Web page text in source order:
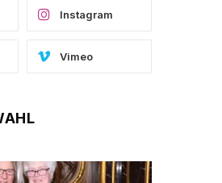
Instagram
Vimeo